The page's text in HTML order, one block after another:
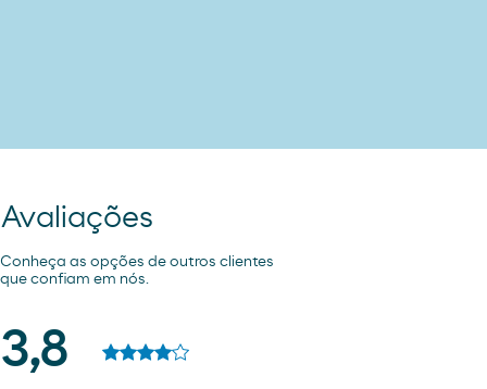
Avaliações
Conheça as opções de outros clientes
que confiam em nós.
3,8